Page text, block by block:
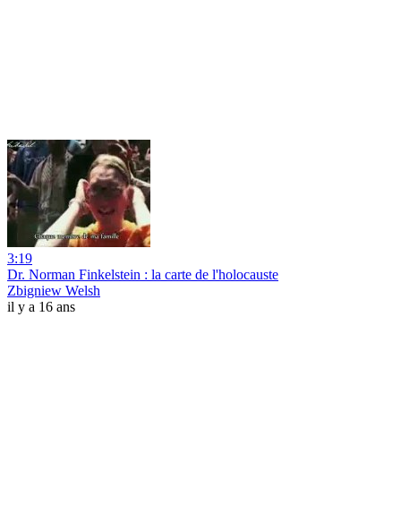
3:19
Dr. Norman Finkelstein : la carte de l'holocauste
Zbigniew Welsh
il y a 16 ans